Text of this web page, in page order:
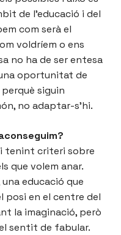
de l’educació i del
com serà el
voldríem o ens
no ha de ser entesa
oportunitat de
perquè siguin
no adaptar-s’hi.
tenint criteri sobre
que volem anar.
educació que
posi en el centre del
la imaginació, però
sentit de fabular.